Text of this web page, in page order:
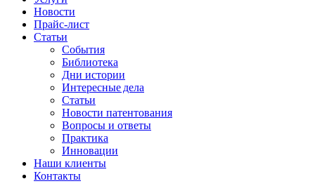
Новости
Прайс-лист
Статьи
События
Библиотека
Дни истории
Интересные дела
Статьи
Новости патентования
Вопросы и ответы
Практика
Инновации
Наши клиенты
Контакты